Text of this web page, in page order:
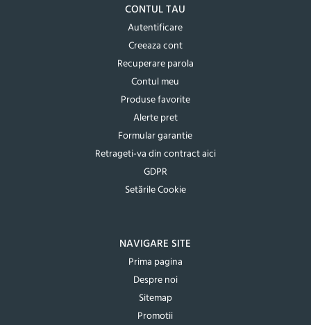
CONTUL TAU
Autentificare
Creeaza cont
Recuperare parola
Contul meu
Produse favorite
Alerte pret
Formular garantie
Retrageti-va din contract aici
GDPR
Setările Cookie
NAVIGARE SITE
Prima pagina
Despre noi
Sitemap
Promotii